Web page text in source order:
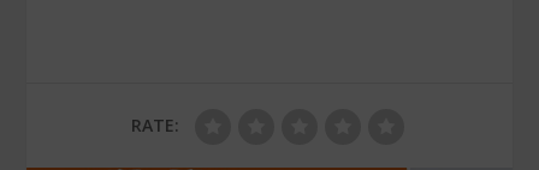
RATE: